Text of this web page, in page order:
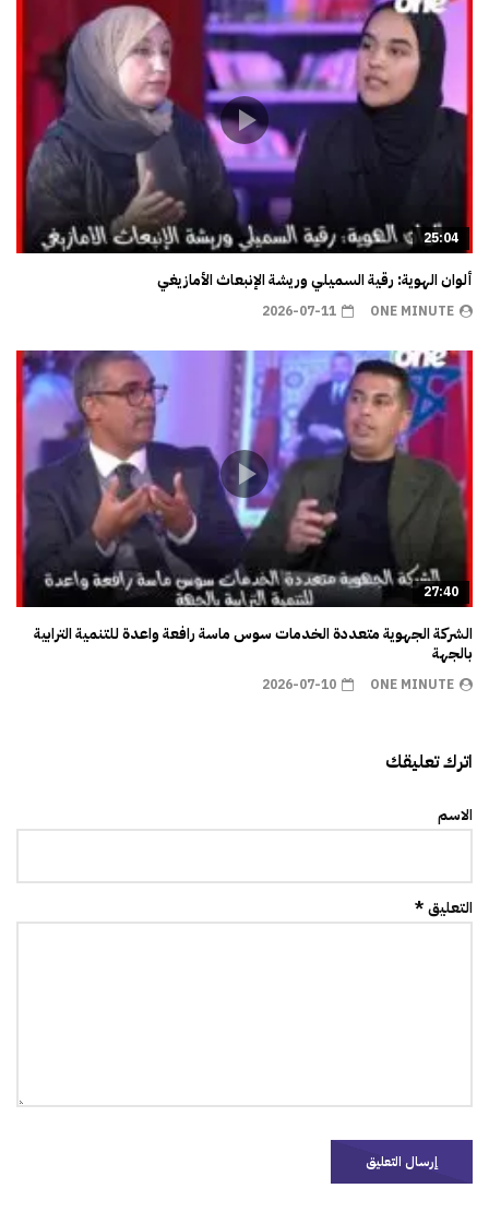
25:04
ألوان الهوية: رقية السميلي وريشة الإنبعاث الأمازيغي
ONE MINUTE
2026-07-11
27:40
الشركة الجهوية متعددة الخدمات سوس ماسة رافعة واعدة للتنمية الترابية
بالجهة
ONE MINUTE
2026-07-10
اترك تعليقك
الاسم
التعليق *